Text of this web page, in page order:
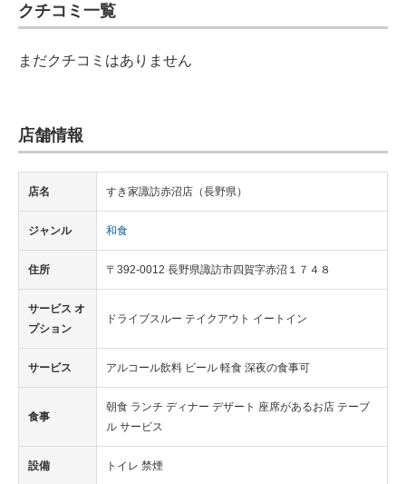
電子設計の基本と応用
ちょっと気になるネットの話題
クチコミ一覧
まだクチコミはありません
店舗情報
店名 すき家諏訪赤沼店（長野県）
ジャンル 和食
住所 〒392-0012 長野県諏訪市四賀字赤沼１７４８
サービス オ
プション
ドライブスルー テイクアウト イートイン
サービス アルコール飲料 ビール 軽食 深夜の食事可
食事
朝食 ランチ ディナー デザート 座席があるお店 テーブ
ル サービス
設備 トイレ 禁煙